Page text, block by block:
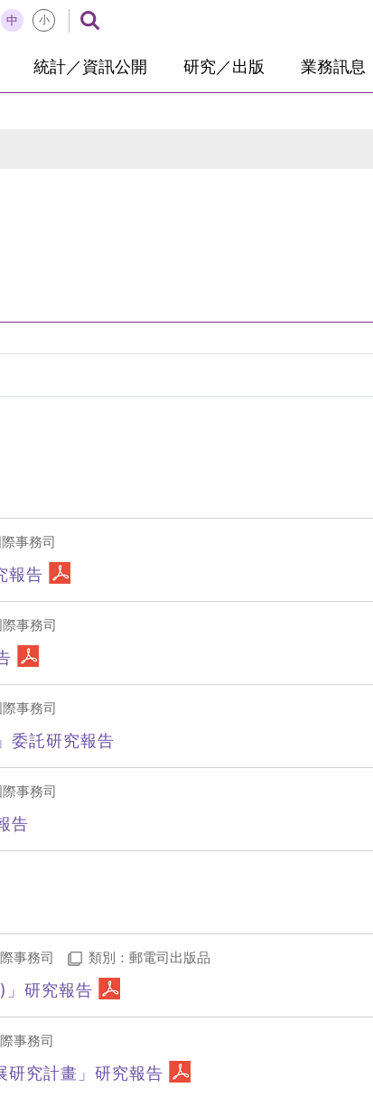
中 小
統計／資訊公開 研究／出版 業務訊息
事務司
報告
事務司
事務司
委託研究報告
事務司
告
事務司 類別：郵電司出版品
研究報告
事務司
究計畫」研究報告